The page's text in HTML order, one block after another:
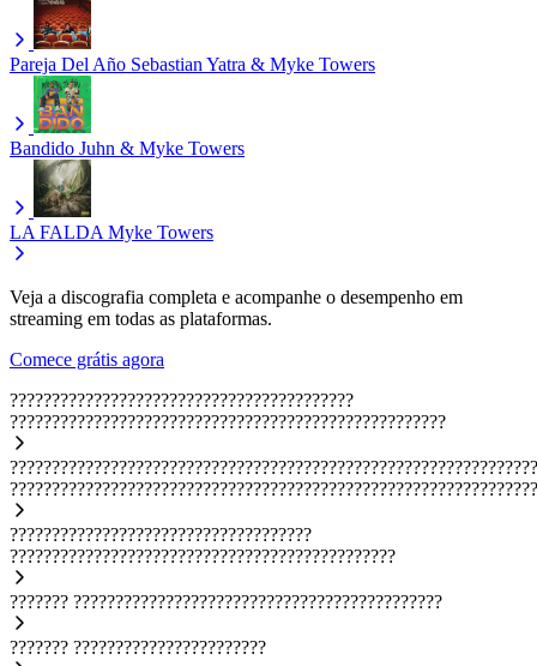
Pareja Del Año Sebastian Yatra & Myke Towers
Bandido Juhn & Myke Towers
LA FALDA Myke Towers
Veja a discografia completa e acompanhe o desempenho em
streaming em todas as plataformas.
Comece grátis agora
?????????????????????????????????????????
????????????????????????????????????????????????????
????????????????????????????????????
??????????????????????????????????????????????
??????? ????????????????????????????????????????????
??????? ???????????????????????